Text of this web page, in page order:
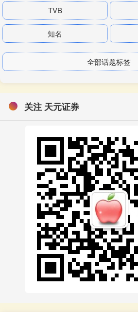
TVB
知名
全部话题标签
关注 天元证券